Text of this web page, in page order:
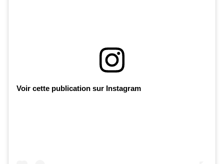
Voir cette publication sur Instagram